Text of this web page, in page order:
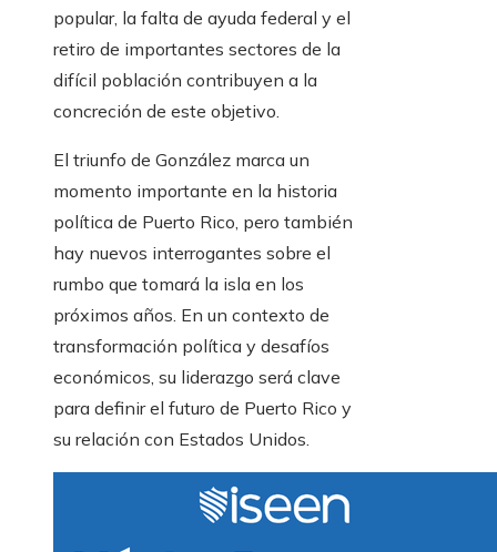
popular, la falta de ayuda federal y el
retiro de importantes sectores de la
difícil población contribuyen a la
concreción de este objetivo.
El triunfo de González marca un
momento importante en la historia
política de Puerto Rico, pero también
hay nuevos interrogantes sobre el
rumbo que tomará la isla en los
próximos años. En un contexto de
transformación política y desafíos
económicos, su liderazgo será clave
para definir el futuro de Puerto Rico y
su relación con Estados Unidos.